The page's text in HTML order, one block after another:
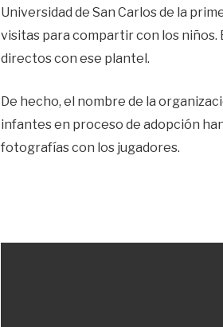
Universidad de San Carlos de la
visitas para compartir con los
directos con ese plantel.
De hecho, el nombre de la
infantes en proceso de adopción
fotografías con los jugadores.